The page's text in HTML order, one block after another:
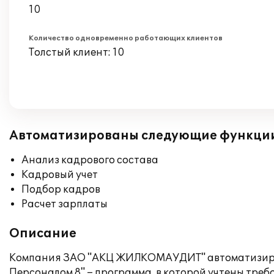
10
Количество одновременно работающих клиентов
Толстый клиент: 10
Автоматизированы следующие
Анализ кадрового состава
Кадровый учет
Подбор кадров
Расчет зарплаты
Описание
Компания ЗАО "АКЦ ЖИЛКОМАУДИТ"